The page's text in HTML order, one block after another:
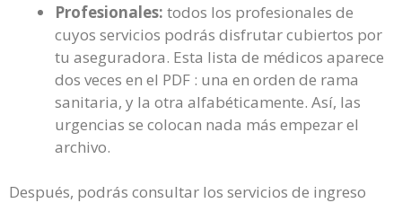
Profesionales: todos los profesionales de
cuyos servicios podrás disfrutar cubiertos por
tu aseguradora. Esta lista de médicos aparece
dos veces en el PDF : una en orden de rama
sanitaria, y la otra alfabéticamente. Así, las
urgencias se colocan nada más empezar el
archivo.
Después, podrás consultar los servicios de ingreso